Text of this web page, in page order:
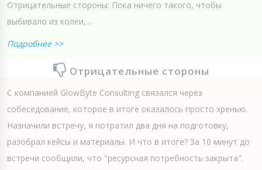
Отрицательные стороны: Пока ничего такого, чтобы
выбивало из колеи,...
Подробнее >>
Отрицательные стороны
С компанией GlowByte Consulting связался через
собеседование, которое в итоге оказалось просто хренью.
Назначили встречу, я потратил два дня на подготовку,
разобрал кейсы и материалы. И что в итоге? За 10 минут до
встречи сообщили, что "ресурсная потребность закрыта".